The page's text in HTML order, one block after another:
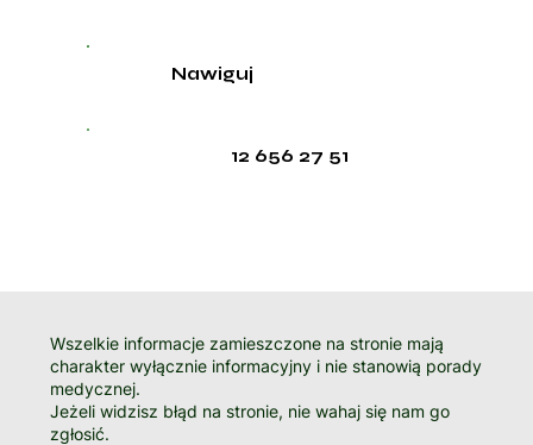
12 656 27 51
Nawiguj
Wszelkie informacje zamieszczone na stronie mają
charakter wyłącznie informacyjny i nie stanowią porady
medycznej.
Jeżeli widzisz błąd na stronie, nie wahaj się nam go
zgłosić.